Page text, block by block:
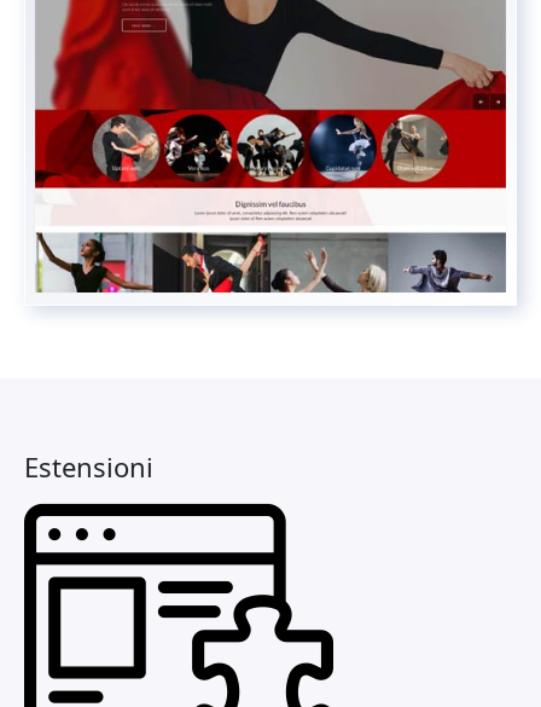
Estensioni